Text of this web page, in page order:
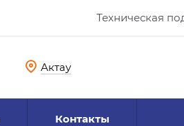
Техническая
Актау
Контакты